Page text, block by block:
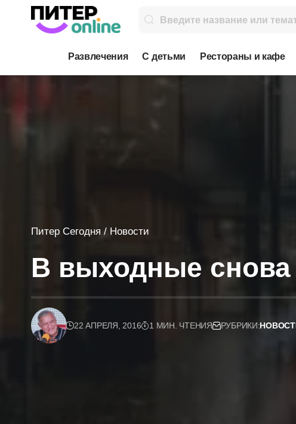
Развлечения С детьми Рестораны и кафе
Питер Сегодня / Новости
В выходные снова
22 АПРЕЛЯ, 2016 1 МИН. ЧТЕНИЯ РУБРИКИ: